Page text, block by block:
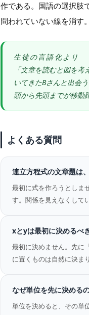
作である。国語の選択肢
問われていない線を消す
生徒の言語化より
「文章を読むと図を
いてきたBさんと出会
頭から先頭までが移動
よくある質問
連立方程式の文章題は
最初に式を作ろうとしま
す。関係を見えなくして
xとyは最初に決めるべ
最初に決めません。先に
に置くものは自然に決ま
なぜ単位を先に決めるの
単位を決めると、その単